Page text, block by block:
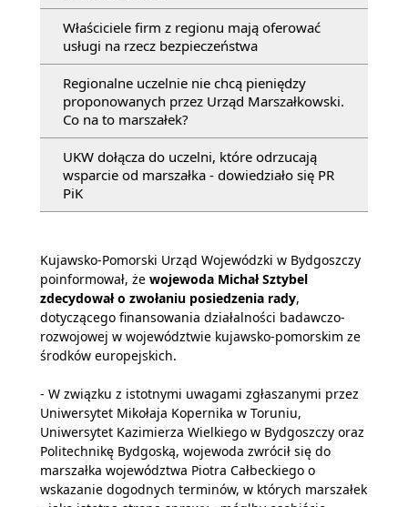
Właściciele firm z regionu mają oferować
usługi na rzecz bezpieczeństwa
Regionalne uczelnie nie chcą pieniędzy
proponowanych przez Urząd Marszałkowski.
Co na to marszałek?
UKW dołącza do uczelni, które odrzucają
wsparcie od marszałka - dowiedziało się PR
PiK
Kujawsko-Pomorski Urząd Wojewódzki w Bydgoszczy
poinformował, że wojewoda Michał Sztybel
zdecydował o zwołaniu posiedzenia rady,
dotyczącego finansowania działalności badawczo-
rozwojowej w województwie kujawsko-pomorskim ze
środków europejskich.
- W związku z istotnymi uwagami zgłaszanymi przez
Uniwersytet Mikołaja Kopernika w Toruniu,
Uniwersytet Kazimierza Wielkiego w Bydgoszczy oraz
Politechnikę Bydgoską, wojewoda zwrócił się do
marszałka województwa Piotra Całbeckiego o
wskazanie dogodnych terminów, w których marszałek